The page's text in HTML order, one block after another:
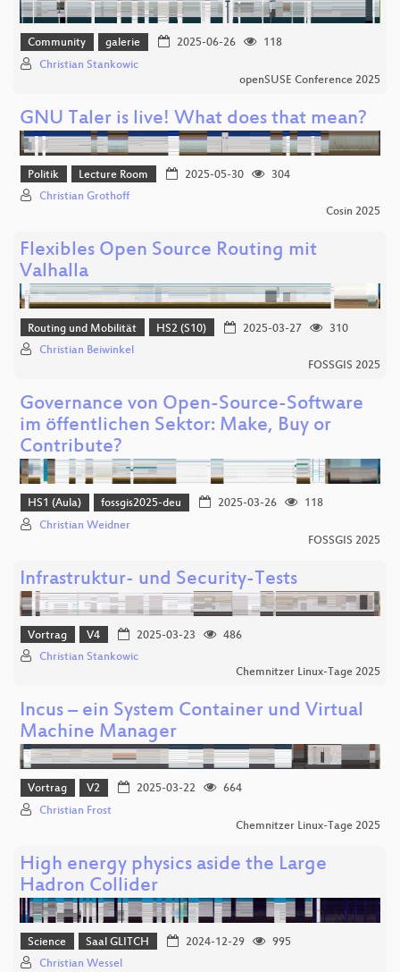
Community galerie 2025-06-26
118
Christian Stankowic
openSUSE Conference 2025
GNU Taler is live! What does that mean?
Politik Lecture Room 2025-05-30
304
Christian Grothoff
Cosin 2025
Flexibles Open Source Routing mit
Valhalla
Routing und Mobilität HS2 (S10) 2025-03-27
310
Christian Beiwinkel
FOSSGIS 2025
Governance von Open-Source-Software
im öffentlichen Sektor: Make, Buy or
Contribute?
HS1 (Aula) fossgis2025-deu 2025-03-26
118
Christian Weidner
FOSSGIS 2025
Infrastruktur- und Security-Tests
Vortrag V4 2025-03-23
486
Christian Stankowic
Chemnitzer Linux-Tage 2025
Incus – ein System Container und Virtual
Machine Manager
Vortrag V2 2025-03-22
664
Christian Frost
Chemnitzer Linux-Tage 2025
High energy physics aside the Large
Hadron Collider
Science Saal GLITCH 2024-12-29
995
Christian Wessel